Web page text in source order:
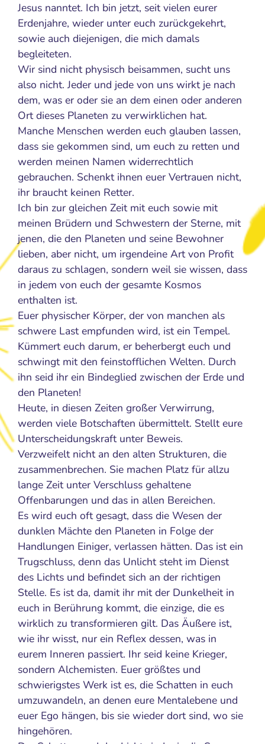
Jesus nanntet. Ich bin jetzt, seit vielen eurer
Erdenjahre, wieder unter euch zurückgekehrt,
sowie auch diejenigen, die mich damals
begleiteten.
Wir sind nicht physisch beisammen, sucht uns
also nicht. Jeder und jede von uns wirkt je nach
dem, was er oder sie an dem einen oder anderen
Ort dieses Planeten zu verwirklichen hat.
Manche Menschen werden euch glauben lassen,
dass sie gekommen sind, um euch zu retten und
werden meinen Namen widerrechtlich
gebrauchen. Schenkt ihnen euer Vertrauen nicht,
ihr braucht keinen Retter.
Ich bin zur gleichen Zeit mit euch sowie mit
meinen Brüdern und Schwestern der Sterne, mit
jenen, die den Planeten und seine Bewohner
lieben, aber nicht, um irgendeine Art von Profit
daraus zu schlagen, sondern weil sie wissen, dass
in jedem von euch der gesamte Kosmos
enthalten ist.
Euer physischer Körper, der von manchen als
schwere Last empfunden wird, ist ein Tempel.
Kümmert euch darum, er beherbergt euch und
schwingt mit den feinstofflichen Welten. Durch
ihn seid ihr ein Bindeglied zwischen der Erde und
den Planeten!
Heute, in diesen Zeiten großer Verwirrung,
werden viele Botschaften übermittelt. Stellt eure
Unterscheidungskraft unter Beweis.
Verzweifelt nicht an den alten Strukturen, die
zusammenbrechen. Sie machen Platz für allzu
lange Zeit unter Verschluss gehaltene
Offenbarungen und das in allen Bereichen.
Es wird euch oft gesagt, dass die Wesen der
dunklen Mächte den Planeten in Folge der
Handlungen Einiger, verlassen hätten. Das ist ein
Trugschluss, denn das Unlicht steht im Dienst
des Lichts und befindet sich an der richtigen
Stelle. Es ist da, damit ihr mit der Dunkelheit in
euch in Berührung kommt, die einzige, die es
wirklich zu transformieren gilt. Das Äußere ist,
wie ihr wisst, nur ein Reflex dessen, was in
eurem Inneren passiert. Ihr seid keine Krieger,
sondern Alchemisten. Euer größtes und
schwierigstes Werk ist es, die Schatten in euch
umzuwandeln, an denen eure Mentalebene und
euer Ego hängen, bis sie wieder dort sind, wo sie
hingehören.